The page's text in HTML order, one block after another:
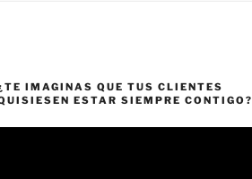
IMAGINAS QUE TUS CLIENTES
ESTAR SIEMPRE CONTIGO?